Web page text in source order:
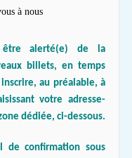
alerté(e) de la
billets, en temps
au préalable, à
votre adresse-
dédiée, ci-dessous.
de confirmation sous